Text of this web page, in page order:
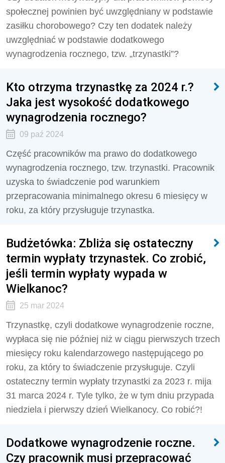
społecznej powinien być uwzględniany w podstawie
zasiłku chorobowego? Czy ten dodatek należy
uwzględniać w podstawie dodatkowego
wynagrodzenia rocznego, tzw. „trzynastki”?
Kto otrzyma trzynastkę za 2024 r.?
Jaka jest wysokość dodatkowego
wynagrodzenia rocznego?
09 paź 2024
Część pracowników ma prawo do dodatkowego
wynagrodzenia rocznego, tzw. trzynastki. Pracownik
uzyska to świadczenie pod warunkiem
przepracowania minimalnego okresu 6 miesięcy w
roku, za który przysługuje trzynastka.
Budżetówka: Zbliża się ostateczny
termin wypłaty trzynastek. Co zrobić,
jeśli termin wypłaty wypada w
Wielkanoc?
25 mar 2024
Trzynastkę, czyli dodatkowe wynagrodzenie roczne,
wypłaca się nie później niż w ciągu pierwszych trzech
miesięcy roku kalendarzowego następującego po
roku, za który to świadczenie przysługuje. Czyli
ostateczny termin wypłaty trzynastki za 2023 r. mija
31 marca 2024 r. Tyle tylko, że w tym dniu przypada
niedziela i pierwszy dzień Wielkanocy. Co robić?!
Dodatkowe wynagrodzenie roczne.
Czy pracownik musi przepracować